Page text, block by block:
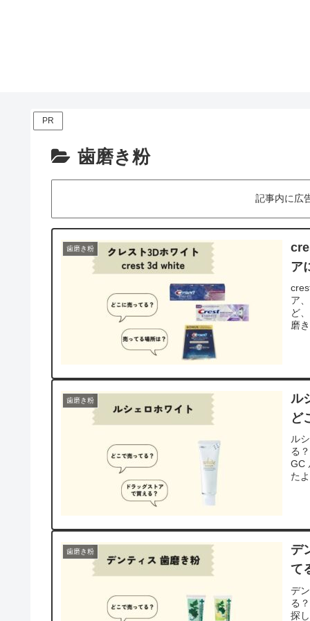
PR
歯磨き粉
記事内に広
歯磨き粉
ア
ア
ど
磨
歯磨き粉
ル
ど
ル
る
GC
た
歯磨き粉
デ
て
デ
る
探